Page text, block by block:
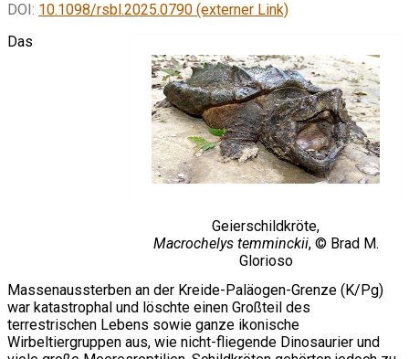
DOI: 10.1098/rsbl.2025.0790 (externer Link)
Geierschildkröte,
Macrochelys temminckii, © Brad M.
Glorioso
Das
Massenaussterben an der Kreide-Paläogen-Grenze (K/Pg)
war katastrophal und löschte einen Großteil des
terrestrischen Lebens sowie ganze ikonische
Wirbeltiergruppen aus, wie nicht-fliegende Dinosaurier und